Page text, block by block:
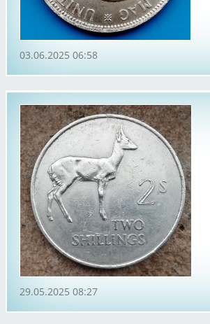
03.06.2025 06:58
29.05.2025 08:27